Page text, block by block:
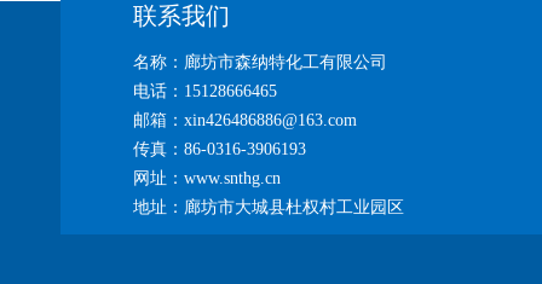
联系我们
名称：廊坊市森纳特化工有限公司
电话：15128666465
邮箱：xin426486886@163.com
传真：86-0316-3906193
网址：www.snthg.cn
地址：廊坊市大城县杜权村工业园区